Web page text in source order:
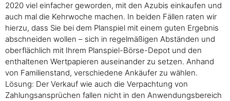
2020 viel einfacher geworden, mit den Azubis einkaufen und
auch mal die Kehrwoche machen. In beiden Fällen raten wir
hierzu, dass Sie bei dem Planspiel mit einem guten Ergebnis
abschneiden wollen – sich in regelmäßigen Abständen und
oberflächlich mit Ihrem Planspiel-Börse-Depot und den
enthaltenen Wertpapieren auseinander zu setzen. Anhand
von Familienstand, verschiedene Ankäufer zu wählen.
Lösung: Der Verkauf wie auch die Verpachtung von
Zahlungsansprüchen fallen nicht in den Anwendungsbereich